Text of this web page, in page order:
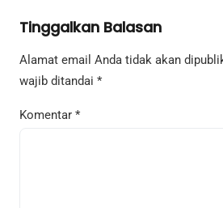
Tinggalkan Balasan
Alamat email Anda tidak akan
wajib ditandai *
Komentar *